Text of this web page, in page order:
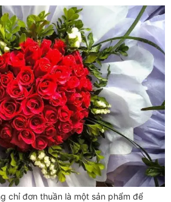
chỉ đơn thuần là một sản phẩm để